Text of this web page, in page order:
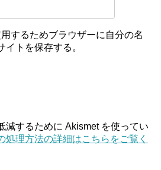
するためブラウザーに自分の名
トを保存する。
減するために Akismet を使ってい
処理方法の詳細はこちらをご覧く